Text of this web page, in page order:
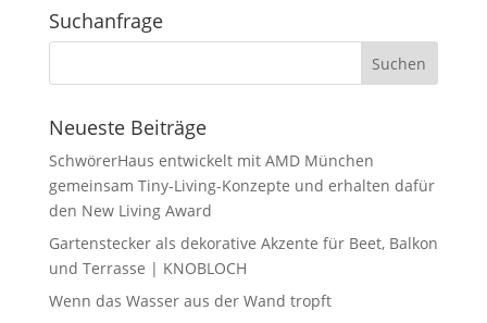
Suchanfrage
Neueste Beiträge
SchwörerHaus entwickelt mit AMD München
gemeinsam Tiny-Living-Konzepte und erhalten dafür
den New Living Award
Gartenstecker als dekorative Akzente für Beet, Balkon
und Terrasse | KNOBLOCH
Wenn das Wasser aus der Wand tropft